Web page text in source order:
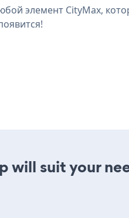
элемент CityMax,
suit your